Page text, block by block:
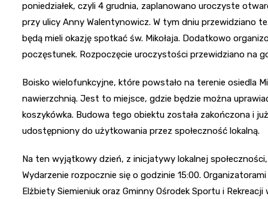
poniedziałek, czyli 4 grudnia, zaplanowano uroczyste
przy ulicy Anny Walentynowicz. W tym dniu przewidziano
będą mieli okazję spotkać św. Mikołaja. Dodatkowo
poczęstunek. Rozpoczęcie uroczystości przewidziano na
Boisko wielofunkcyjne, które powstało na terenie osiedla
nawierzchnią. Jest to miejsce, gdzie będzie można
koszykówka. Budowa tego obiektu została zakończona i
udostępniony do użytkowania przez społeczność lokalną.
Na ten wyjątkowy dzień, z inicjatywy lokalnej
Wydarzenie rozpocznie się o godzinie 15:00.
Elżbiety Siemieniuk oraz Gminny Ośrodek Sportu i